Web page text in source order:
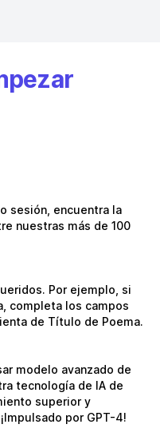
sesión, encuentra la
nuestras más de 100
Por ejemplo, si
completa los campos
de Título de Poema.
modelo avanzado de
tecnología de IA de
superior y
por GPT-4!